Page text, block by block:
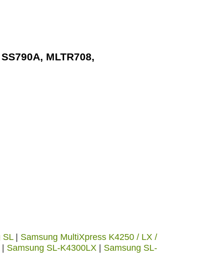
MLTR708,
SL| Samsung MultiXpress K4250 / LX /
Samsung SL-K4300LX
Samsung SL-